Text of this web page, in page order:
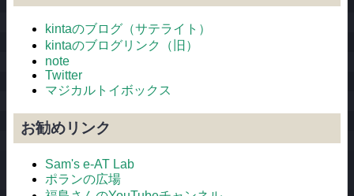
kintaのブログ（サテライト）
kintaのブログリンク（旧）
note
Twitter
マジカルトイボックス
お勧めリンク
Sam's e-AT Lab
ポランの広場